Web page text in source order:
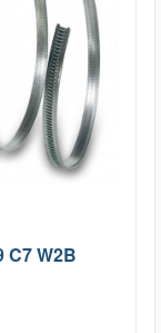
C7 W2B